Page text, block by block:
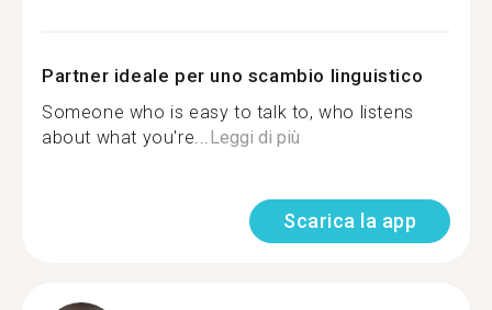
Partner ideale per uno scambio linguistico
Someone who is easy to talk to, who listens
about what you're... Leggi di più
Scarica la app